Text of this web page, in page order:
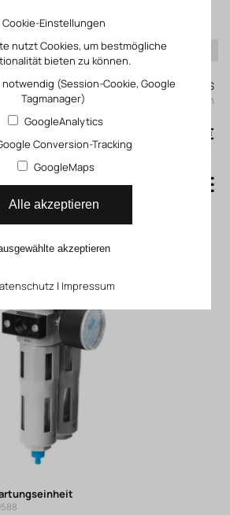
0
Mein KLEFINGHAUS
einloggen
Suchen
0,00 €
FRC_D
Cookie-Einstellungen
nutzt Cookies, um bestmögliche
bieten zu können.
(Session-Cookie, Google
Tagmanager)
GoogleAnalytics
Conversion-Tracking
GoogleMaps
Alle akzeptieren
akzeptieren
| Impressum